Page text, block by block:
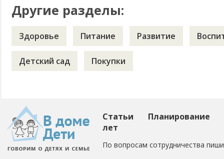
Другие разделы:
Здоровье Питание Развитие
Детский сад Покупки
Статьи
Планирование
лет
По вопросам сотрудничества